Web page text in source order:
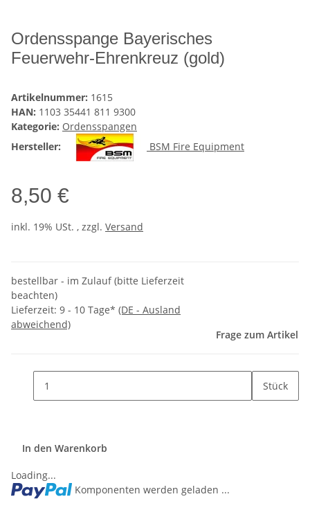
Ordensspange Bayerisches
Feuerwehr-Ehrenkreuz (gold)
Artikelnummer: 1615
HAN: 1103 35441 811 9300
Kategorie: Ordensspangen
Hersteller:
BSM Fire Equipment
8,50 €
inkl. 19% USt. , zzgl. Versand
bestellbar - im Zulauf (bitte Lieferzeit
beachten)
Lieferzeit: 9 - 10 Tage* (DE - Ausland
abweichend)
Frage zum Artikel
Stück
In den Warenkorb
Loading...
Komponenten werden geladen ...